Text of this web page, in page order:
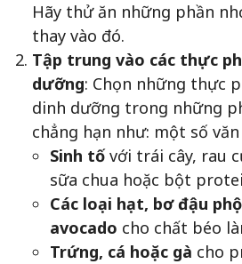
Hãy thử ăn những phần
thay vào đó.
Tập trung vào các thực
dưỡng: Chọn những thực
dinh dưỡng trong những
chẳng hạn như: một số
Sinh tốvới trái cây, rau
sữa chua hoặc bột
Các loại hạt, bơ đậu
avocado cho chất béo
Trứng, cá hoặc gà cho